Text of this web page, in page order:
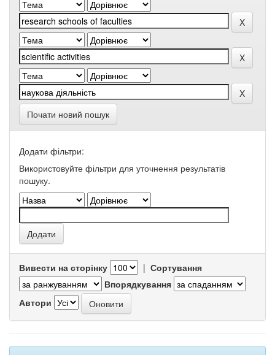
Почати новий пошук
Додати фільтри:
Використовуйте фільтри для уточнення результатів
пошуку.
Вивести на сторінку | Сортування
Впорядкування
Автори